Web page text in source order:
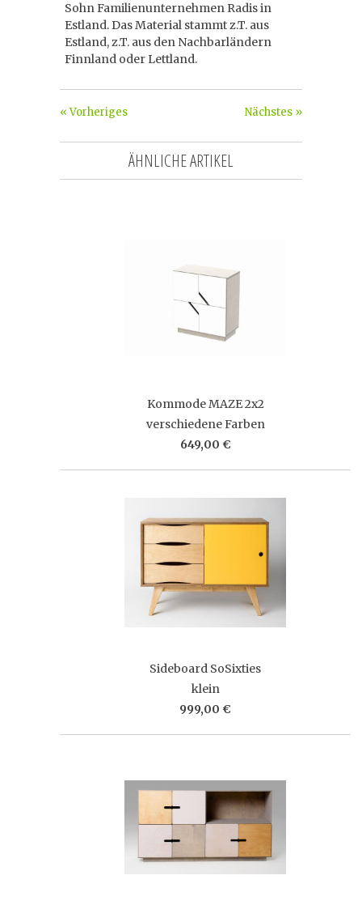
Sohn Familienunternehmen Radis in
Estland. Das Material stammt z.T. aus
Estland, z.T. aus den Nachbarländern
Finnland oder Lettland.
Nächstes »
« Vorheriges
ÄHNLICHE ARTIKEL
Kommode MAZE 2x2
verschiedene Farben
649,00 €
Sideboard SoSixties
klein
999,00 €